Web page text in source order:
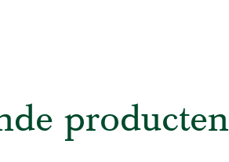
producten